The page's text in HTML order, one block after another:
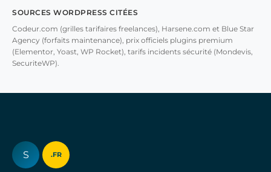
SOURCES WORDPRESS CITÉES
Codeur.com (grilles tarifaires freelances), Harsene.com et Blue Star
Agency (forfaits maintenance), prix officiels plugins premium
(Elementor, Yoast, WP Rocket), tarifs incidents sécurité (Mondevis,
SecuriteWP).
S .FR